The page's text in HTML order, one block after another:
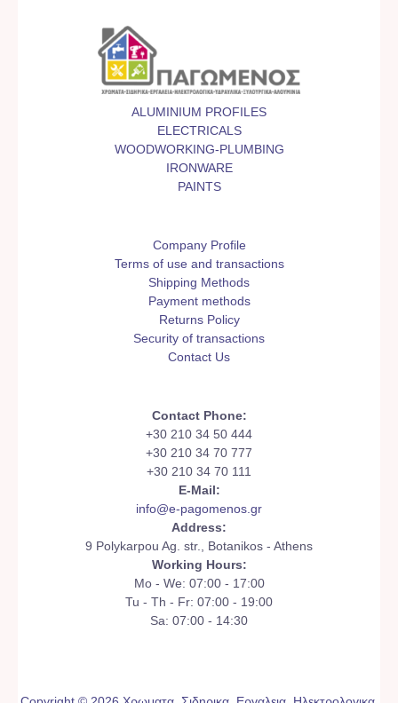
ALUMINIUM PROFILES
ELECTRICALS
WOODWORKING-PLUMBING
IRONWARE
PAINTS
Company Profile
Terms of use and transactions
Shipping Methods
Payment methods
Returns Policy
Security of transactions
Contact Us
Contact Phone:
+30 210 34 50 444
+30 210 34 70 777
+30 210 34 70 111
E-Mail:
info@e-pagomenos.gr
Address:
9 Polykarpou Ag. str., Botanikos - Athens
Working Hours:
Mo - We: 07:00 - 17:00
Tu - Th - Fr: 07:00 - 19:00
Sa: 07:00 - 14:30